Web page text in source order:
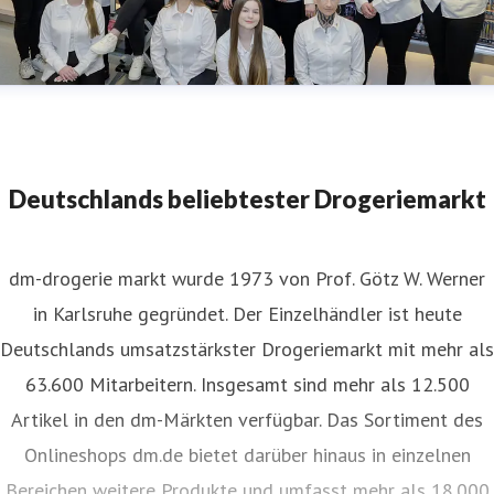
Teamfoto Aachen Adalbertstraße.jpg
Deutschlands beliebtester Drogeriemarkt
dm-drogerie markt wurde 1973 von Prof. Götz W. Werner
in Karlsruhe gegründet. Der Einzelhändler ist heute
Deutschlands umsatzstärkster Drogeriemarkt mit mehr als
63.600 Mitarbeitern. Insgesamt sind mehr als 12.500
Artikel in den dm-Märkten verfügbar. Das Sortiment des
Onlineshops dm.de bietet darüber hinaus in einzelnen